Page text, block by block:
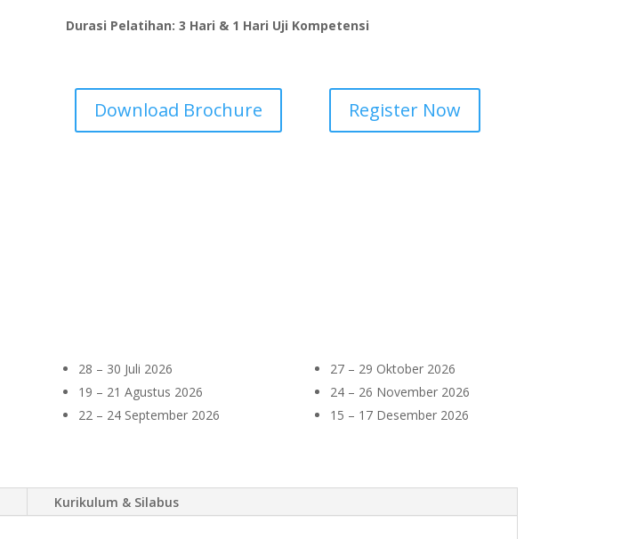
Durasi Pelatihan: 3 Hari & 1 Hari Uji Kompetensi
Download Brochure Register Now
28 – 30 Juli 2026
19 – 21 Agustus 2026
22 – 24 September 2026
27 – 29 Oktober 2026
24 – 26 November 2026
15 – 17 Desember 2026
Kurikulum & Silabus